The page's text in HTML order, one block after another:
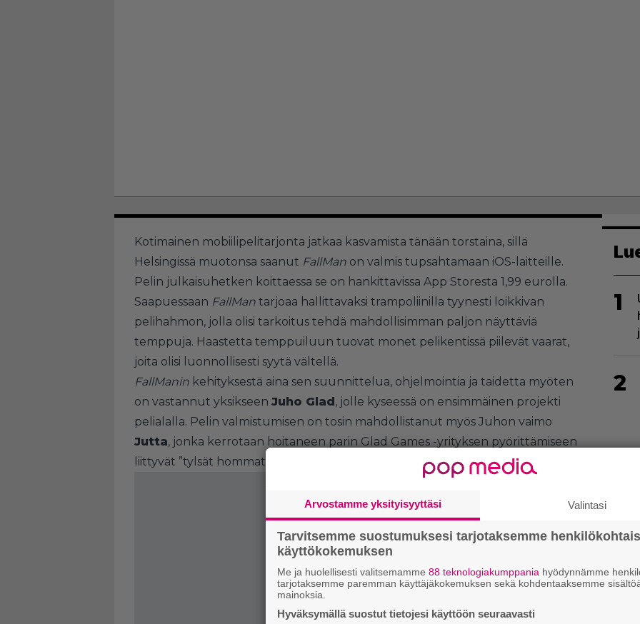
Kotimainen mobiilipelitarjonta jatkaa kasvamista tänään torstaina, sillä
Helsingissä muotonsa saanut FallMan on valmis tupsahtamaan iOS-laitteille.
Pelin julkaisuhetken koittaessa se on hankittavissa App Storesta 1,99 eurolla.
Saapuessaan FallMan tarjoaa hallittavaksi trampoliinilla tyynesti loikkivan
pelihahmon, jolla olisi tarkoitus tehdä mahdollisimman paljon näyttäviä
temppuja. Haastetta temppuiluun tuovat monet pelikentissä piilevät vaarat,
joita olisi luonnollisesti syytä vältellä.
FallManin kehityksestä aina sen suunnittelua, ohjelmointia ja taidetta myöten
on vastannut yksikseen Juho Glad, jolle kyseessä on ensimmäinen projekti
pelialalla. Pelin valmistumisen on tosin mahdollistanut myös Juhon vaimo
Jutta, jonka kerrotaan hoitaneen parin Glad Games -yrityksen pyörittämiseen
liittyvät ”tylsät hommat”.
1
2
4
Arvostamme yksityisyyttäsi Valintasi
Tarvitsemme suostumuksesi tarjotaksemme
käyttökokemuksen
Me ja huolellisesti valitsemamme 88 teknologiakumppania hyödynnämme
tarjotaksemme paremman käyttäjäkokemuksen sekä kohdentaaksemme
mainoksia.
Hyväksymällä suostut tietojesi käyttöön seuraavasti